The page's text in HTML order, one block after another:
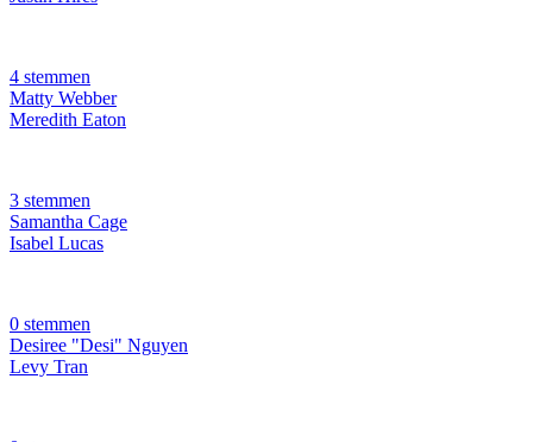
4 stemmen
Matty Webber
Meredith Eaton
3 stemmen
Samantha Cage
Isabel Lucas
0 stemmen
Desiree "Desi" Nguyen
Levy Tran